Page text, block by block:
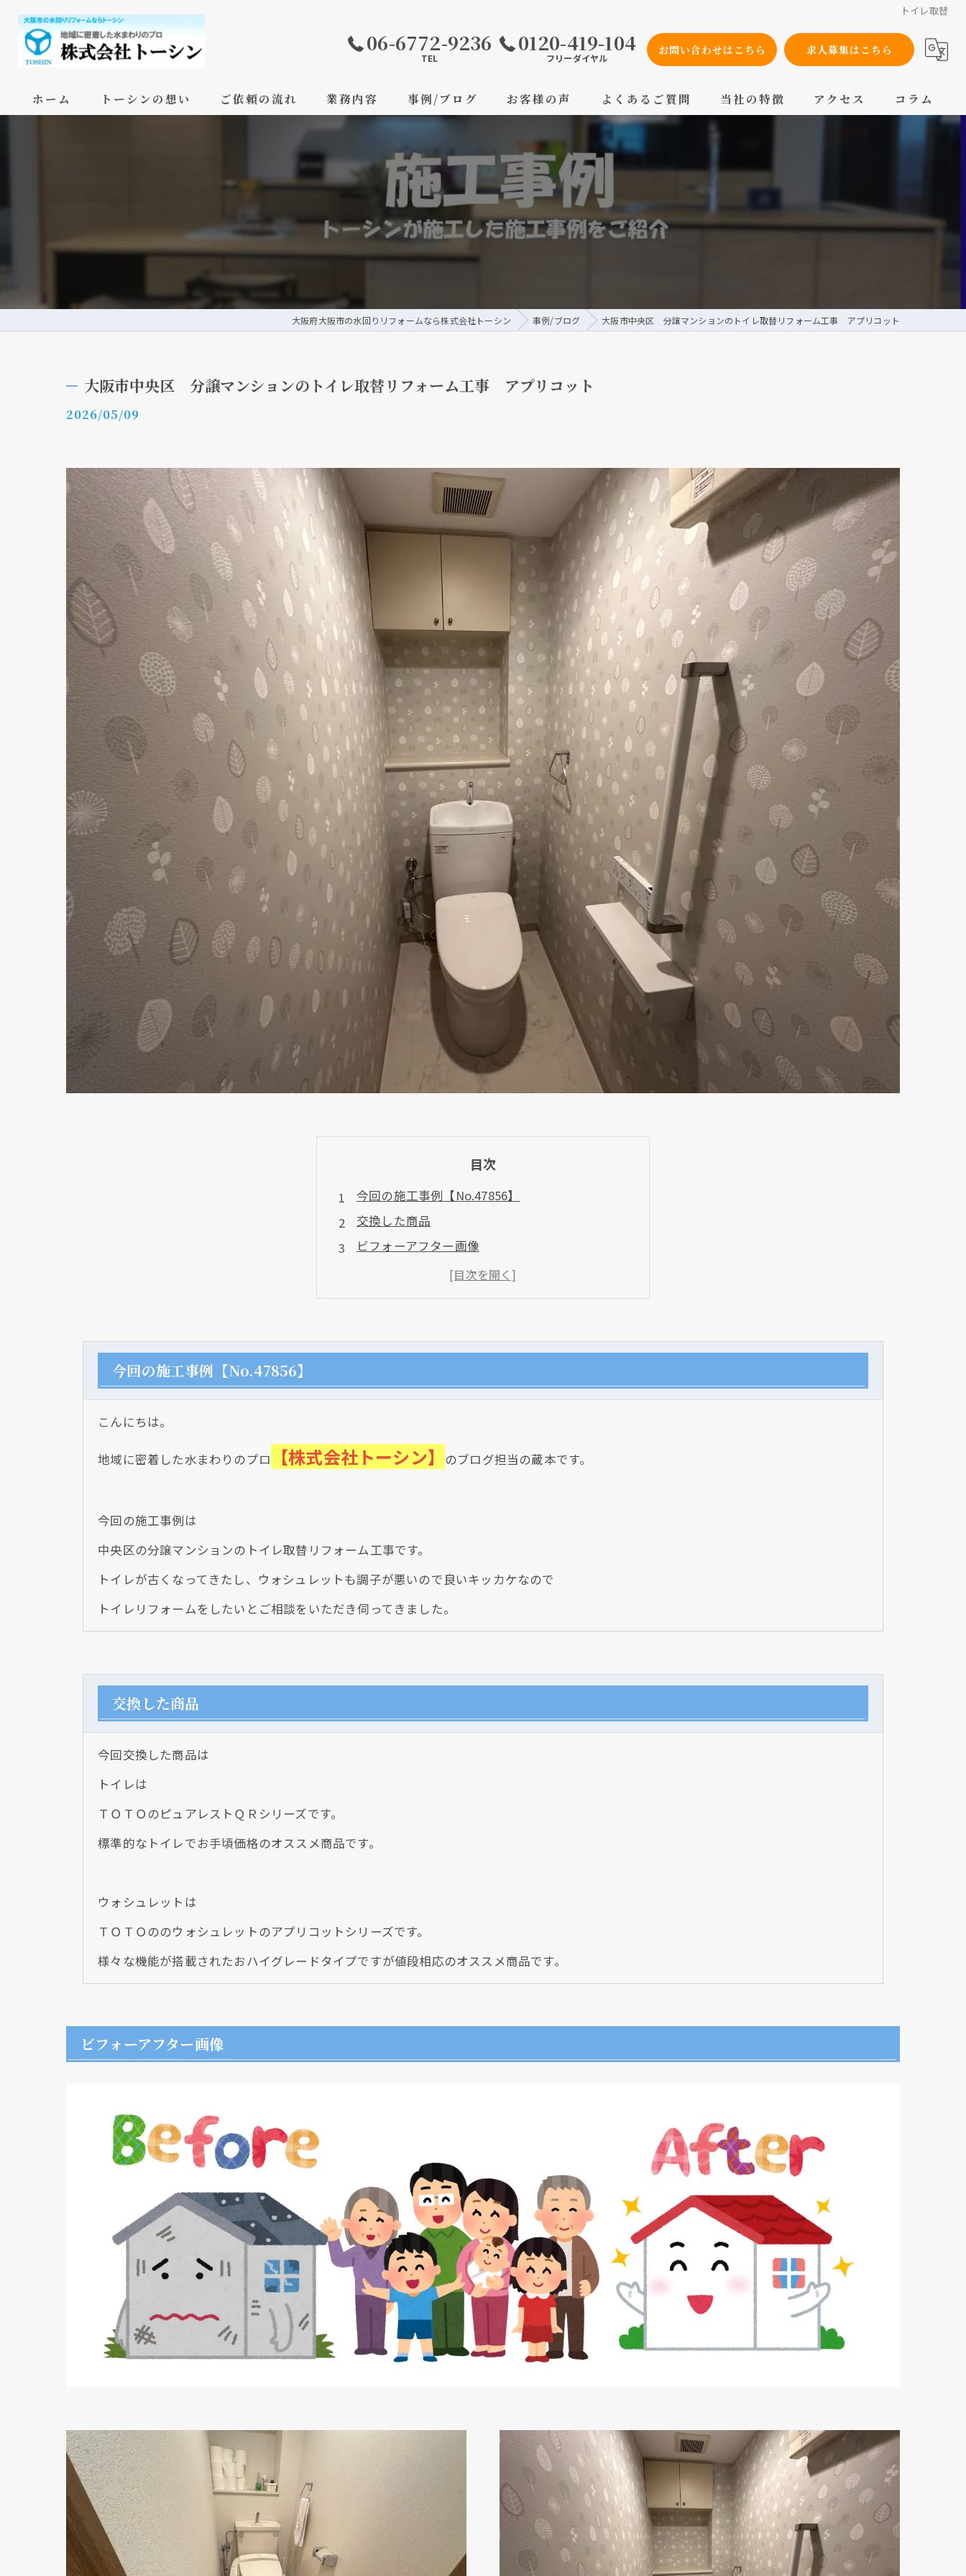
トイレ取替
06-6772-9236
TEL
0120-419-104
フリーダイヤル
お問い合わせはこちら 求人募集はこちら
ホーム トーシンの想い ご依頼の流れ 業務内容 事例/ブログ お客様の声 よくあるご質問 当社の特徴
メンテナンス
アクセス コラム
大阪府大阪市の水回りリフォームなら株式会社トーシン 事例/ブログ 大阪市中央区 分譲マンションのトイレ取替リフォーム工事 アプリコット
大阪市中央区 分譲マンションのトイレ取替リフォーム工事 アプリコット
2026/05/09
目次
今回の施工事例【No.47856】
交換した商品
ビフォーアフター画像
今回の施工事例【No.47856】
こんにちは。
地域に密着した水まわりのプロ 【株式会社トーシン】 のブログ担当の蔵本です。
今回の施工事例は
中央区の分譲マンションのトイレ取替リフォーム工事です。
トイレが古くなってきたし、ウォシュレットも調子が悪いので良いキッカケなので
トイレリフォームをしたいとご相談をいただき伺ってきました。
交換した商品
今回交換した商品は
トイレは
ＴＯＴＯのピュアレストＱＲシリーズです。
標準的なトイレでお手頃価格のオススメ商品です。
ウォシュレットは
ＴＯＴＯののウォシュレットのアプリコットシリーズです。
様々な機能が搭載されたおハイグレードタイプですが値段相応のオススメ商品です。
ビフォーアフター画像